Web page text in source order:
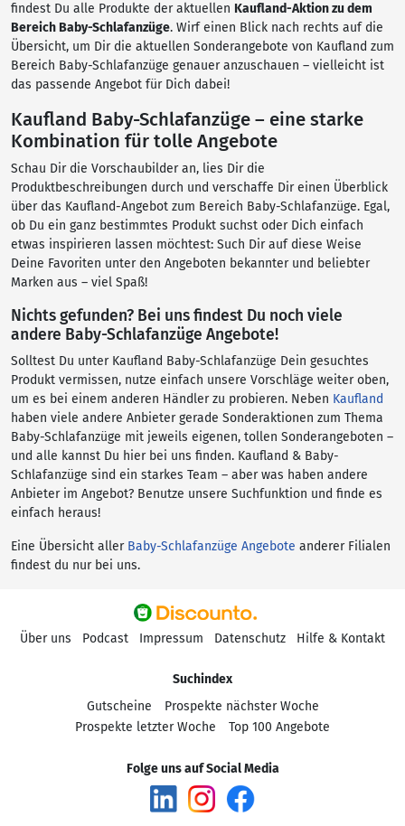
findest Du alle Produkte der aktuellen Kaufland-Aktion zu dem
Bereich Baby-Schlafanzüge. Wirf einen Blick nach rechts auf die
Übersicht, um Dir die aktuellen Sonderangebote von Kaufland zum
Bereich Baby-Schlafanzüge genauer anzuschauen – vielleicht ist
das passende Angebot für Dich dabei!
Kaufland Baby-Schlafanzüge – eine starke
Kombination für tolle Angebote
Schau Dir die Vorschaubilder an, lies Dir die
Produktbeschreibungen durch und verschaffe Dir einen Überblick
über das Kaufland-Angebot zum Bereich Baby-Schlafanzüge. Egal,
ob Du ein ganz bestimmtes Produkt suchst oder Dich einfach
etwas inspirieren lassen möchtest: Such Dir auf diese Weise
Deine Favoriten unter den Angeboten bekannter und beliebter
Marken aus – viel Spaß!
Nichts gefunden? Bei uns findest Du noch viele
andere Baby-Schlafanzüge Angebote!
Solltest Du unter Kaufland Baby-Schlafanzüge Dein gesuchtes
Produkt vermissen, nutze einfach unsere Vorschläge weiter oben,
um es bei einem anderen Händler zu probieren. Neben Kaufland
haben viele andere Anbieter gerade Sonderaktionen zum Thema
Baby-Schlafanzüge mit jeweils eigenen, tollen Sonderangeboten –
und alle kannst Du hier bei uns finden. Kaufland & Baby-
Schlafanzüge sind ein starkes Team – aber was haben andere
Anbieter im Angebot? Benutze unsere Suchfunktion und finde es
einfach heraus!
Eine Übersicht aller Baby-Schlafanzüge Angebote anderer Filialen
findest du nur bei uns.
Über uns Podcast Impressum Datenschutz Hilfe & Kontakt
Suchindex
Gutscheine
Prospekte nächster Woche
Prospekte letzter Woche
Top 100 Angebote
Folge uns auf Social Media